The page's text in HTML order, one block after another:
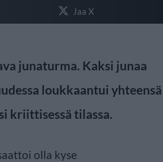
Jaa X
junaturma. Kaksi junaa
loukkaantui yhteensä
kriittisessä tilassa.
olla kyse